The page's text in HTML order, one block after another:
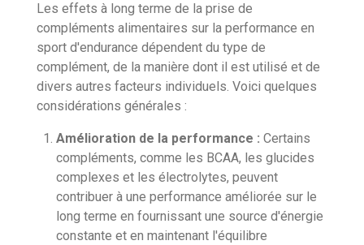
Les effets à long terme de la prise de
compléments alimentaires sur la performance en
sport d'endurance dépendent du type de
complément, de la manière dont il est utilisé et de
divers autres facteurs individuels. Voici quelques
considérations générales :
Amélioration de la performance : Certains
compléments, comme les BCAA, les glucides
complexes et les électrolytes, peuvent
contribuer à une performance améliorée sur le
long terme en fournissant une source d'énergie
constante et en maintenant l'équilibre